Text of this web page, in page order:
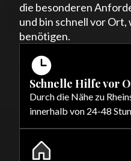
die besonderen
und bin schnell vor Ort,
benötigen.
Schnelle Hilfe vor
Durch die Nähe zu
innerhalb von 24-48